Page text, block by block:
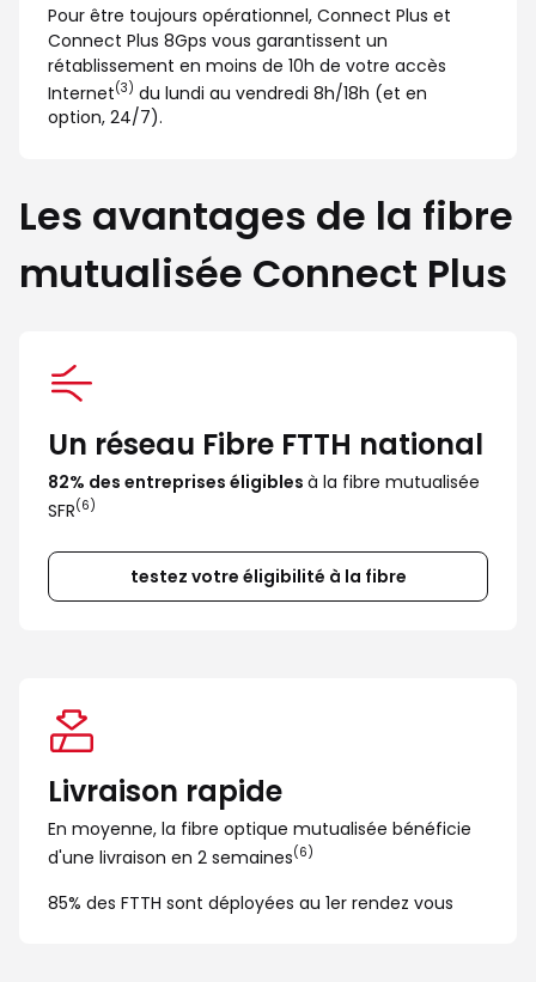
Pour être toujours opérationnel, Connect Plus et
Connect Plus 8Gps vous garantissent un
rétablissement en moins de 10h de votre accès
Internet(3) du lundi au vendredi 8h/18h (et en
option, 24/7).
Les avantages de la fibre
mutualisée Connect Plus
Un réseau Fibre FTTH national
82% des entreprises éligibles à la fibre mutualisée
SFR(6)
testez votre éligibilité à la fibre
Livraison rapide
En moyenne, la fibre optique mutualisée bénéficie
d'une livraison en 2 semaines(6)
85% des FTTH sont déployées au 1er rendez vous